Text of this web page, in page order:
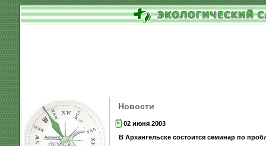
Новости
02 июня 2003
В Архангельске состоится семинар по